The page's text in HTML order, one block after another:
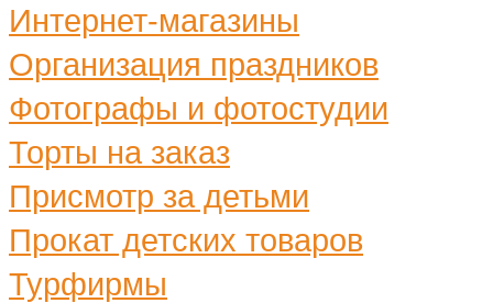
Интернет-магазины
Организация праздников
Фотографы и фотостудии
Торты на заказ
Присмотр за детьми
Прокат детских товаров
Турфирмы